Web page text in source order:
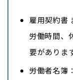
雇用契約書
労働時間、
要がありま
労働者名簿